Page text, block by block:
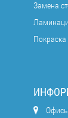
Замена
Покраска